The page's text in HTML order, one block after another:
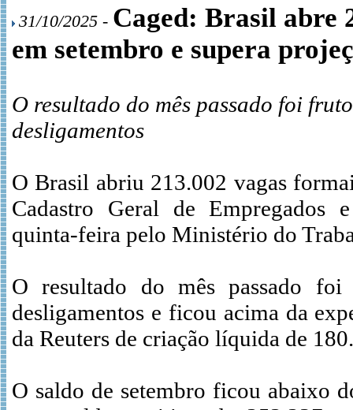
31/10/2025 - Caged: Brasil abre
em setembro e supera
O resultado do mês passado foi
desligamentos
O Brasil abriu 213.002 vagas
Cadastro Geral de Empregados
quinta-feira pelo Ministério do
O resultado do mês passado
desligamentos e ficou acima da
da Reuters de criação líquida de
O saldo de setembro ficou abaixo